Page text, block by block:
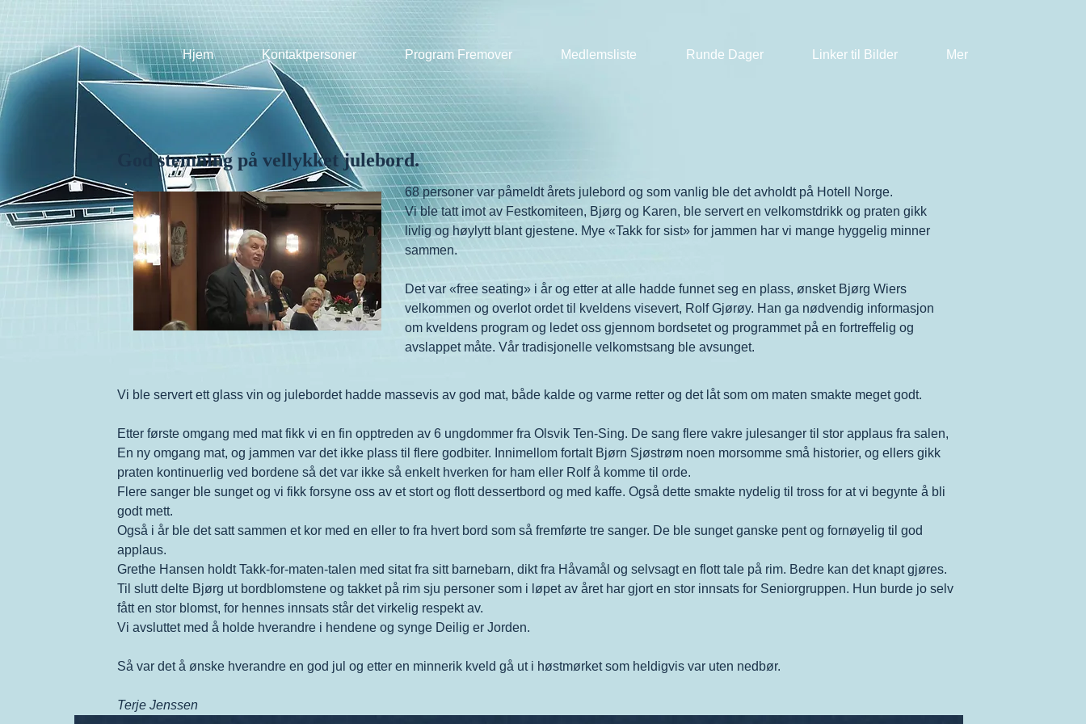
Hjem Kontaktpersoner Program Fremover Medlemsliste Runde Dager Linker til Bilder Mer
God stemning på vellykket julebord.
68 personer var påmeldt årets julebord og som vanlig ble det avholdt på Hotell Norge.
Vi ble tatt imot av Festkomiteen, Bjørg og Karen, ble servert en velkomstdrikk og praten gikk
livlig og høylytt blant gjestene. Mye «Takk for sist» for jammen har vi mange hyggelig minner
sammen.
Det var «free seating» i år og etter at alle hadde funnet seg en plass, ønsket Bjørg Wiers
velkommen og overlot ordet til kveldens visevert, Rolf Gjørøy. Han ga nødvendig informasjon
om kveldens program og ledet oss gjennom bordsetet og programmet på en fortreffelig og
avslappet måte. Vår tradisjonelle velkomstsang ble avsunget.
Vi ble servert ett glass vin og julebordet hadde massevis av god mat, både kalde og varme retter og det låt som om maten smakte meget godt.
Etter første omgang med mat fikk vi en fin opptreden av 6 ungdommer fra Olsvik Ten-Sing. De sang flere vakre julesanger til stor applaus fra salen,
En ny omgang mat, og jammen var det ikke plass til flere godbiter. Innimellom fortalt Bjørn Sjøstrøm noen morsomme små historier, og ellers gikk
praten kontinuerlig ved bordene så det var ikke så enkelt hverken for ham eller Rolf å komme til orde.
Flere sanger ble sunget og vi fikk forsyne oss av et stort og flott dessertbord og med kaffe. Også dette smakte nydelig til tross for at vi begynte å bli
godt mett.
Også i år ble det satt sammen et kor med en eller to fra hvert bord som så fremførte tre sanger. De ble sunget ganske pent og fornøyelig til god
applaus.
Grethe Hansen holdt Takk-for-maten-talen med sitat fra sitt barnebarn, dikt fra Håvamål og selvsagt en flott tale på rim. Bedre kan det knapt gjøres.
Til slutt delte Bjørg ut bordblomstene og takket på rim sju personer som i løpet av året har gjort en stor innsats for Seniorgruppen. Hun burde jo selv
fått en stor blomst, for hennes innsats står det virkelig respekt av.
Vi avsluttet med å holde hverandre i hendene og synge Deilig er Jorden.
Så var det å ønske hverandre en god jul og etter en minnerik kveld gå ut i høstmørket som heldigvis var uten nedbør.
Terje Jenssen